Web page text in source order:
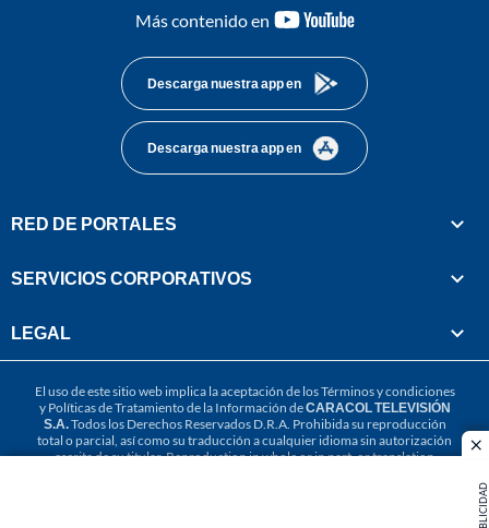
PUBLICIDAD
Más contenido en
youtube-
Descarga nuestra app en
Descarga nuestra app en
RED DE PORTALES
SERVICIOS CORPORATIVOS
LEGAL
El uso de este sitio web implica la aceptación de losTérminos y condiciones
y Políticas de Tratamiento de la Información deCARACOL TELEVISIÓN
S.A.Todos los Derechos Reservados D.R.A. Prohibida su reproducción
total o parcial, así como su traducción a cualquier idioma sin autorización
escrita de su titular. Reproduction in whole or in part, or translation